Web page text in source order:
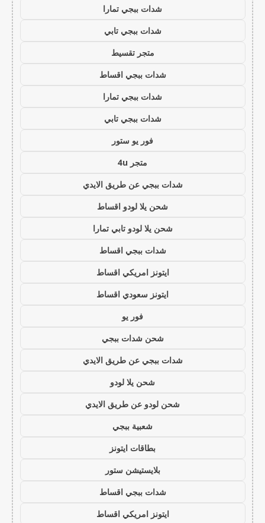
شدات ببجي تمارا
شدات ببجي تابي
متجر تقسيط
شدات ببجي اقساط
شدات ببجي تمارا
شدات ببجي تابي
فور يو ستور
متجر 4u
شدات ببجي عن طريق الايدي
شحن يلا لودو اقساط
شحن يلا لودو تابي تمارا
شدات ببجي اقساط
ايتونز امريكي اقساط
ايتونز سعودي اقساط
فور يو
شحن شدات ببجي
شدات ببجي عن طريق الايدي
شحن يلا لودو
شحن لودو عن طريق الايدي
شعبية ببجي
بطاقات ايتونز
بلايستيشن ستور
شدات ببجي اقساط
ايتونز امريكي اقساط